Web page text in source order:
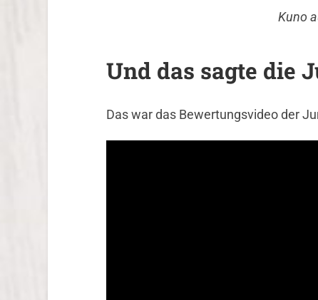
Kuno
Und das sagte die
Das war das Bewertungsvideo der